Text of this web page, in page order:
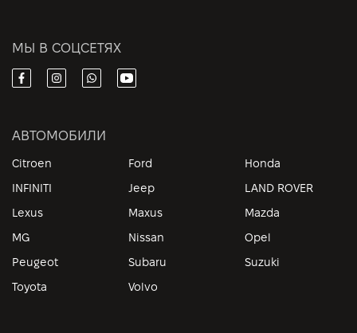
МЫ В СОЦСЕТЯХ
АВТОМОБИЛИ
Citroen Ford
Honda
INFINITI
Jeep
LAND ROVER
Lexus
Maxus
Mazda
MG
Nissan
Opel
Peugeot
Subaru
Suzuki
Toyota
Volvo